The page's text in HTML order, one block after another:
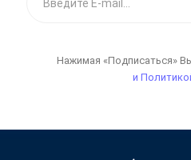
Нажимая «Подписаться»
и